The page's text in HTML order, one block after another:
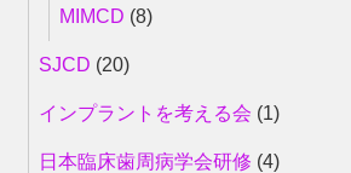
MIMCD (8)
SJCD (20)
インプラントを考える会 (1)
日本臨床歯周病学会研修 (4)